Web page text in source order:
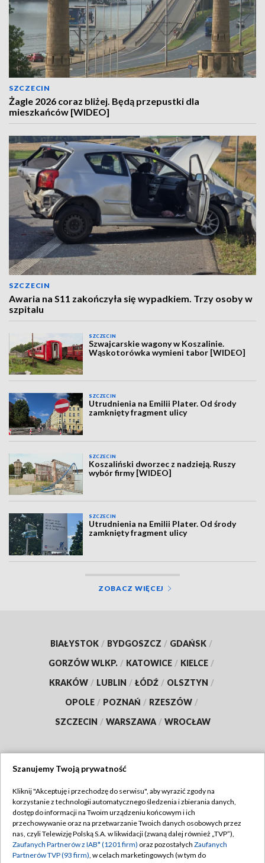
SZCZECIN
Żagle 2026 coraz bliżej. Będą przepustki dla
mieszkańców [WIDEO]
SZCZECIN
Awaria na S11 zakończyła się wypadkiem. Trzy osoby w
szpitalu
SZCZECIN
Szwajcarskie wagony w Koszalinie.
Wąskotorówka wymieni tabor [WIDEO]
SZCZECIN
Utrudnienia na Emilii Plater. Od środy
zamknięty fragment ulicy
SZCZECIN
Koszaliński dworzec z nadzieją. Ruszy
wybór firmy [WIDEO]
SZCZECIN
Utrudnienia na Emilii Plater. Od środy
zamknięty fragment ulicy
ZOBACZ WIĘCEJ
BIAŁYSTOK / BYDGOSZCZ / GDAŃSK /
GORZÓW WLKP. / KATOWICE / KIELCE /
KRAKÓW / LUBLIN / ŁÓDŹ / OLSZTYN /
OPOLE / POZNAŃ / RZESZÓW /
SZCZECIN / WARSZAWA / WROCŁAW
TVP
Abonament TVP
Emisja w TVP
Regulamin TVP
Polityka prywatności
Szanujemy Twoją prywatność
Kliknij "Akceptuję i przechodzę do serwisu", aby wyrazić zgody na
korzystanie z technologii automatycznego śledzenia i zbierania danych,
dostęp do informacji na Twoim urządzeniu końcowym i ich
przechowywanie oraz na przetwarzanie Twoich danych osobowych przez
nas, czyli Telewizję Polską S.A. w likwidacji (zwaną dalej również „TVP”),
Zaufanych Partnerów z IAB* (1201 firm) oraz pozostałych Zaufanych
Partnerów TVP (93 firm), w celach marketingowych (w tym do